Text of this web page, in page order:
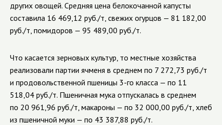
других овощей. Средняя цена белокочанной капусты
составила 16 469,12 руб./т, свежих огурцов — 81 182,00
руб./т, помидоров — 95 489,00 руб./т.
Что касается зерновых культур, то местные хозяйства
реализовали партии ячменя в среднем по 7 272,73 руб./т
и продовольственной пшеницы 3-го класса — по 11
518,04 руб./т. Пшеничная мука отпускалась в среднем
по 20 961,96 руб./т, макароны — по 32 000,00 руб./т, хлеб
из пшеничной муки — по 43 387,88 руб./т.